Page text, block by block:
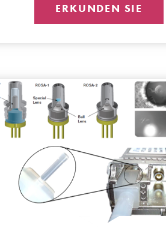
ERKUNDEN SIE